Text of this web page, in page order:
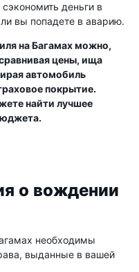
деньги в
вы попадете в аварию.
на Багамах можно,
цены, ища
автомобиль
покрытие.
найти лучшее
о вождении
необходимы
выданные в вашей